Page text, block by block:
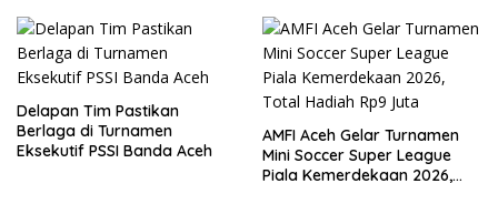
Resmi Bergulir
Delapan Tim Pastikan
Berlaga di Turnamen
Eksekutif PSSI Banda Aceh
AMFI Aceh Gelar Turnamen
Mini Soccer Super League
Piala Kemerdekaan 2026,